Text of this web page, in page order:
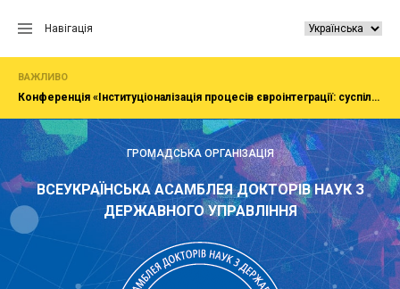
Навігація
ВАЖЛИВО
Конференція «Інституціоналізація процесів євроінтеграції: суспільство, економіка, адміністрування»
ГРОМАДСЬКА ОРГАНІЗАЦІЯ
ВСЕУКРАЇНСЬКА АСАМБЛЕЯ ДОКТОРІВ НАУК З
ДЕРЖАВНОГО УПРАВЛІННЯ